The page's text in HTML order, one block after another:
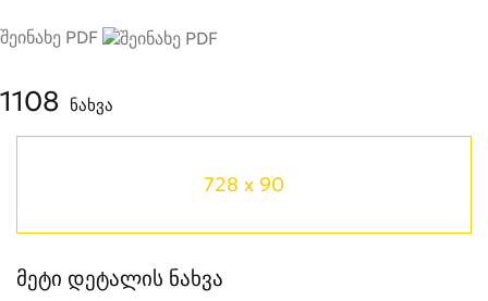
შეინახე PDF
1108 ნახვა
728 x 90
მეტი დეტალის ნახვა